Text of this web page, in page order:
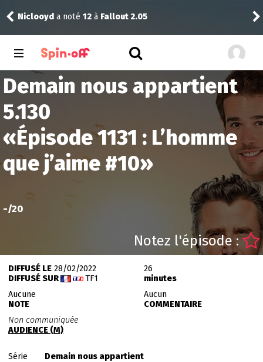
Niclooyd a noté 12 à Fallout 2.05
Demain nous appartient
5.130
«Épisode 1131 : L’homme
que j’aime #10»
-/20
Notez l'épisode :
DIFFUSÉ LE28/02/2022
DIFFUSÉ SUR
TF1
26
minutes
Aucune
NOTE
Aucun
COMMENTAIRE
Non communiquée
AUDIENCE (M)
Série
Demain nous appartient